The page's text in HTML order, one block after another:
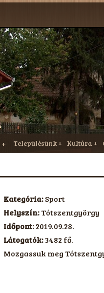
Településünk Kultúra
Kategória:Sport
Helyszín:Tótszentgyörgy
Időpont:2019.09.28.
Látogatók:3482 fő.
Mozgassuk meg